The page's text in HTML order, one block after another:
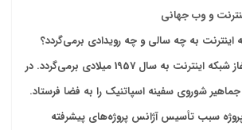
و وب جهانی
اینترنت به چه سالی و چه رویدادی برمی‌گردد؟
پاسخ: نقطه آغاز شبکه اینترنت به سال 1957 میلادی برمی‌گردد. در
شوروی سفینه اسپاتنیک را به فضا فرستاد.
سبب تأسیس آژانس پروژه‌های پیشرفته